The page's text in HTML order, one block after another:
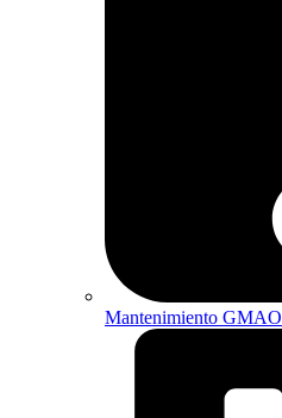
Mantenimiento GMAO